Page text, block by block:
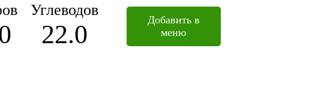
Углеводов
22.0
Добавить в
меню